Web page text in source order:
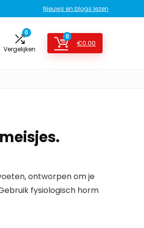
Nieuws en blogs lezen
0
Vergelijken
0
€0.00
ontworpen om je
fysiologisch horm